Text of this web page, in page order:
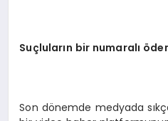
Suçluların bir numaralı
Son dönemde medyada